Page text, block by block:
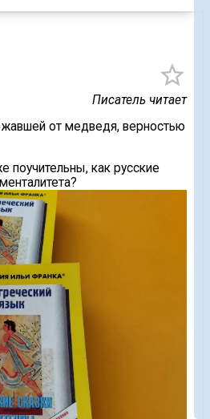
star_border
Писатель читает
от медведя, верностью
поучительны, как русские